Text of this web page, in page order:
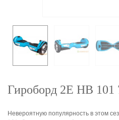
Гироборд 2Е HB 101
Невероятную популярность в этом